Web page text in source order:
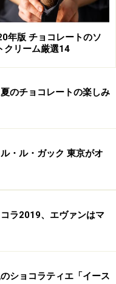
した（笑）
ェルを訪ねて北フラ
業。現在は、フランス
ンスの北パドカレ地
生まれました。
ファクトリーとファク
年版 チョコレートのソ
クリーム厳選14
のチョコレートの楽しみ
・ル・ガック 東京がオ
ラ2019、エヴァンはマ
ショコラティエ「イース